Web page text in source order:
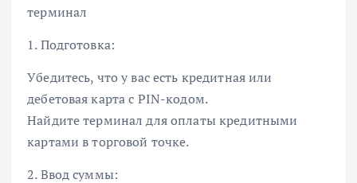
терминал
1. Подготовка:
Убедитесь, что у вас есть кредитная или
дебетовая карта с PIN-кодом.
Найдите терминал для оплаты кредитными
картами в торговой точке.
2. Ввод суммы: